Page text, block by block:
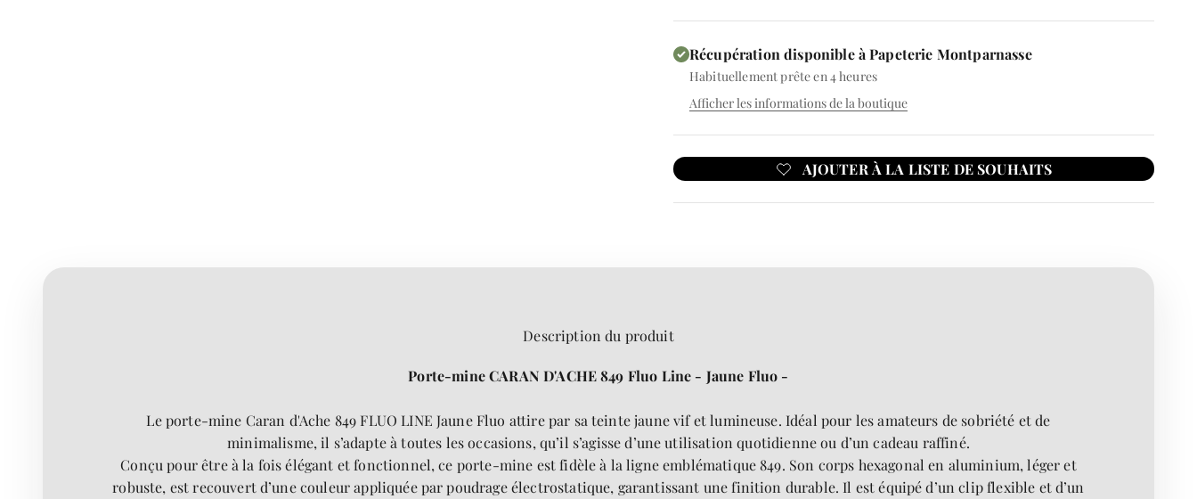
Récupération disponible à Papeterie Montparnasse
Habituellement prête en 4 heures
Afficher les informations de la boutique
Description du produit
Porte-mine CARAN D'ACHE 849 Fluo Line - Jaune Fluo -
Le porte-mine Caran d'Ache 849 FLUO LINE Jaune Fluo attire par sa teinte jaune vif et lumineuse. Idéal pour les amateurs de sobriété et de
minimalisme, il s’adapte à toutes les occasions, qu’il s’agisse d’une utilisation quotidienne ou d’un cadeau raffiné.
Conçu pour être à la fois élégant et fonctionnel, ce porte-mine est fidèle à la ligne emblématique 849. Son corps hexagonal en aluminium, léger et
robuste, est recouvert d’une couleur appliquée par poudrage électrostatique, garantissant une finition durable. Il est équipé d’un clip flexible et d’un